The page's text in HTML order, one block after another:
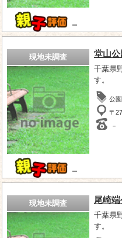
－
現地未調査
－
堂山公
千葉県
す。
公園
〒
－
現地未調査 尾崎端
千葉県
す。